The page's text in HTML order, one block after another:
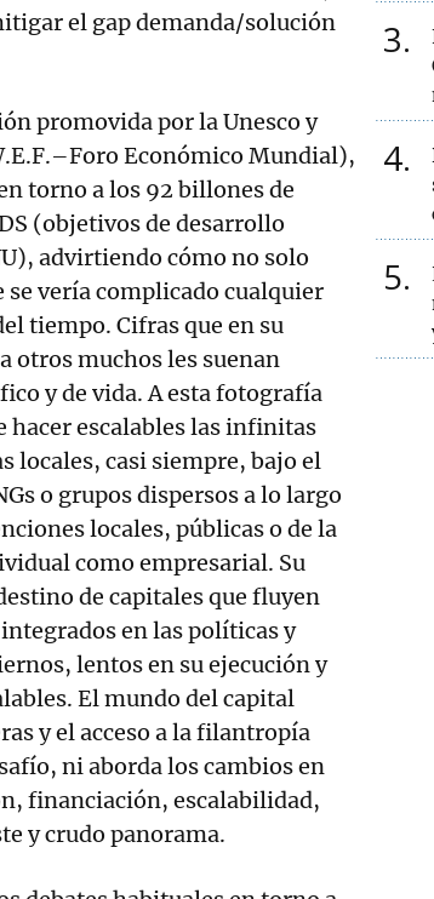
el gap demanda/solución
promovida por la Unesco y
Económico Mundial),
torno a los 92 billones de
(objetivos de desarrollo
advirtiendo cómo no solo
vería complicado cualquier
tiempo. Cifras que en su
otros muchos les suenan
y de vida. A esta fotografía
escalables las infinitas
locales, casi siempre, bajo el
o grupos dispersos a lo largo
locales, públicas o de la
como empresarial. Su
de capitales que fluyen
en las políticas y
lentos en su ejecución y
El mundo del capital
y el acceso a la filantropía
ni aborda los cambios en
financiación, escalabilidad,
y crudo panorama.
3
4
5